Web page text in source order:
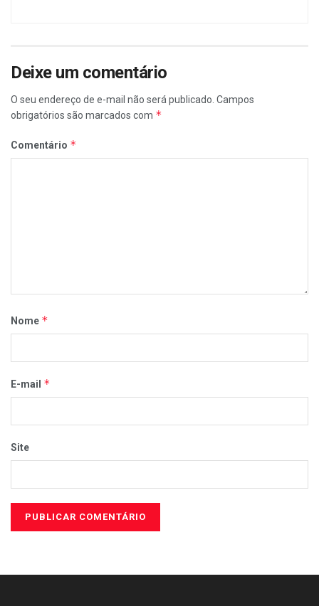
Deixe um comentário
O seu endereço de e-mail não será publicado. Campos
obrigatórios são marcados com *
Comentário *
Nome *
E-mail *
Site